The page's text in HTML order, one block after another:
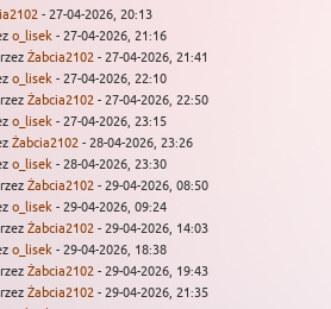
- 27-04-2026, 20:13
o_lisek - 27-04-2026, 21:16
Żabcia2102 - 27-04-2026, 21:41
o_lisek - 27-04-2026, 22:10
Żabcia2102 - 27-04-2026, 22:50
o_lisek - 27-04-2026, 23:15
Żabcia2102 - 28-04-2026, 23:26
o_lisek - 28-04-2026, 23:30
Żabcia2102 - 29-04-2026, 08:50
o_lisek - 29-04-2026, 09:24
Żabcia2102 - 29-04-2026, 14:03
o_lisek - 29-04-2026, 18:38
Żabcia2102 - 29-04-2026, 19:43
Żabcia2102 - 29-04-2026, 21:35